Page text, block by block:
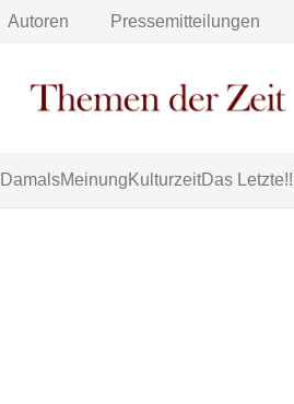
Autoren Pressemitteilungen
DamalsMeinung KulturzeitDas Letzte!!